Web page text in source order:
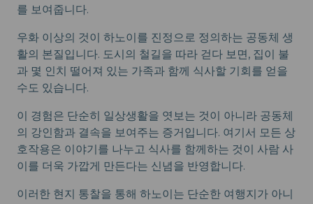
를 보여줍니다.
우화 이상의 것이 하노이를 진정으로 정의하는 공동체 생
활의 본질입니다. 도시의 철길을 따라 걷다 보면, 집이 불
과 몇 인치 떨어져 있는 가족과 함께 식사할 기회를 얻을
수도 있습니다.
이 경험은 단순히 일상생활을 엿보는 것이 아니라 공동체
의 강인함과 결속을 보여주는 증거입니다. 여기서 모든 상
호작용은 이야기를 나누고 식사를 함께하는 것이 사람 사
이를 더욱 가깝게 만든다는 신념을 반영합니다.
이러한 현지 통찰을 통해 하노이는 단순한 여행지가 아니